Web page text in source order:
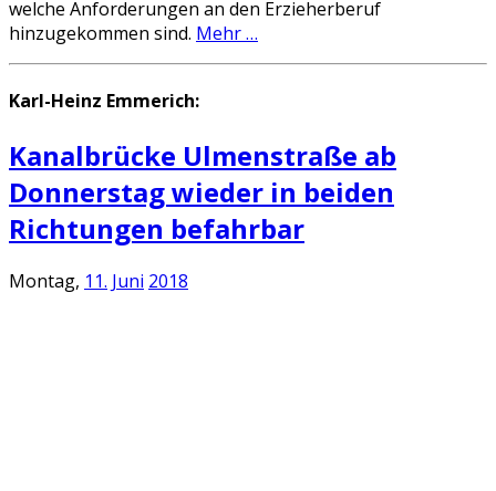
welche Anforderungen an den Erzieherberuf
hinzugekommen sind. Mehr …
Karl-Heinz Emmerich:
Kanalbrücke Ulmenstraße ab
Donnerstag wieder in beiden
Richtungen befahrbar
Montag, 11. Juni 2018